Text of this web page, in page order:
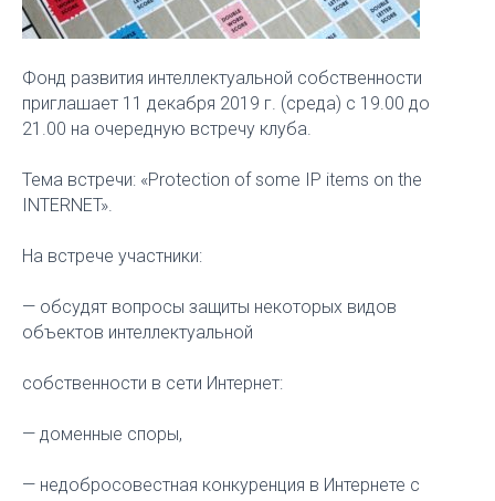
Фонд развития интеллектуальной собственности
приглашает 11 декабря 2019 г. (среда) с 19.00 до
21.00 на очередную встречу клуба.
Тема встречи: «Protection of some IP items on the
INTERNET».
На встрече участники:
— обсудят вопросы защиты некоторых видов
объектов интеллектуальной
собственности в сети Интернет:
— доменные споры,
— недобросовестная конкуренция в Интернете с